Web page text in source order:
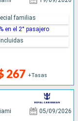
267 +Tasas
familias
en el 2° pasajero
05/09/2026